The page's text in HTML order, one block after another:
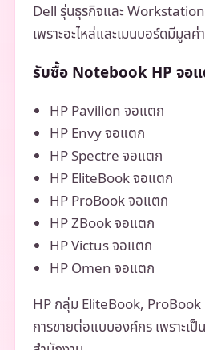
Dell รุ่นธุรกิจและ
เพราะอะไหล่และเมนบอร์ดมีมูลค่า
รับซื้อ Notebook HP จอ
HP Pavilion จอแตก
HP Envy จอแตก
HP Spectre จอแตก
HP EliteBook จอแตก
HP ProBook จอแตก
HP ZBook จอแตก
HP Victus จอแตก
HP Omen จอแตก
HP กลุ่ม EliteBook, ProBook
การขายต่อแบบองค์กร เพราะเป็